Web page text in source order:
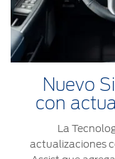
Nuevo
con
La
actualizaciones